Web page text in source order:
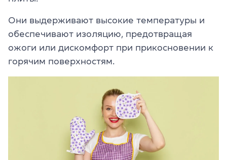
Они выдерживают высокие температуры и
обеспечивают изоляцию, предотвращая
ожоги или дискомфорт при прикосновении к
горячим поверхностям.